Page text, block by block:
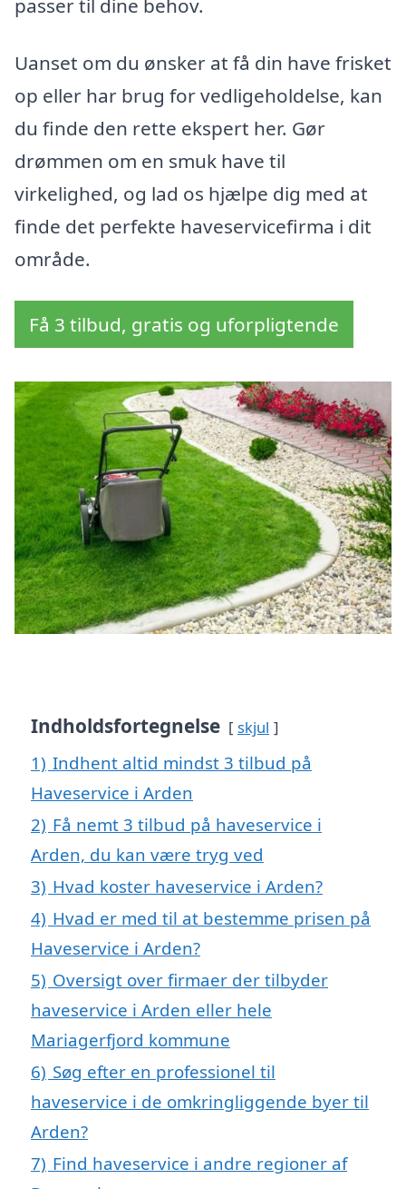
passer til dine behov.
Uanset om du ønsker at få din have frisket
op eller har brug for vedligeholdelse, kan
du finde den rette ekspert her. Gør
drømmen om en smuk have til
virkelighed, og lad os hjælpe dig med at
finde det perfekte haveservicefirma i dit
område.
Få 3 tilbud, gratis og uforpligtende
Indholdsfortegnelse skjul
1) Indhent altid mindst 3 tilbud på
Haveservice i Arden
2) Få nemt 3 tilbud på haveservice i
Arden, du kan være tryg ved
3) Hvad koster haveservice i Arden?
4) Hvad er med til at bestemme prisen på
Haveservice i Arden?
5) Oversigt over firmaer der tilbyder
haveservice i Arden eller hele
Mariagerfjord kommune
6) Søg efter en professionel til
haveservice i de omkringliggende byer til
Arden?
7) Find haveservice i andre regioner af